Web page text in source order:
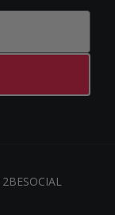
2BESOCIAL